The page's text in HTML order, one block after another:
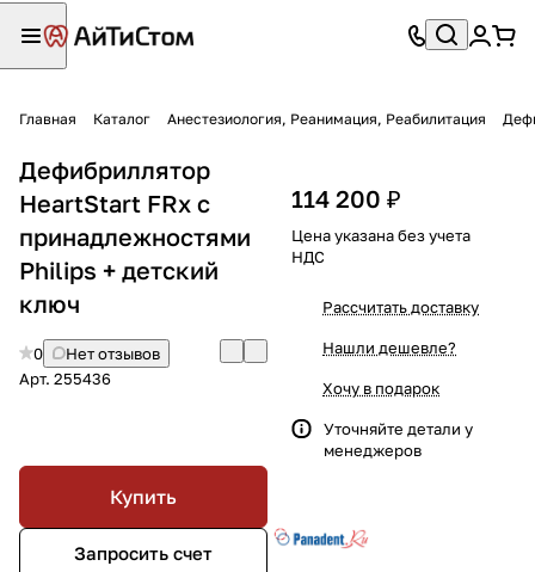
Главная Каталог Анестезиология, Реанимация, Реабилитация
Дефибриллятор
HeartStart FRx с
принадлежностями
Philips + детский
ключ
0
Нет отзывов
Арт. 255436
Купить
Запросить счет
114 200 ₽
Цена указана без учета
НДС
Рассчитать доставку
Нашли дешевле?
Хочу в подарок
Уточняйте детали у
менеджеров